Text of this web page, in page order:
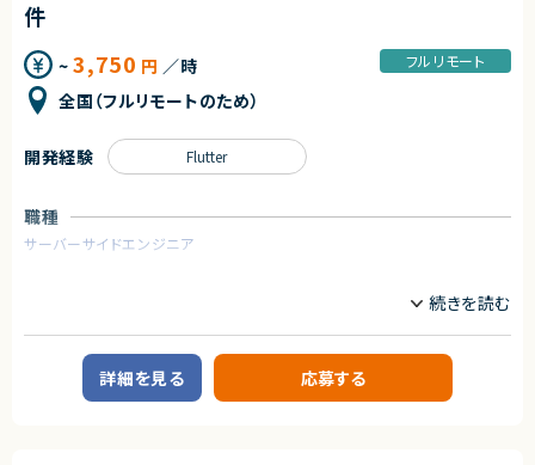
【ご参画後の流れ】
度）
【お願いする講座】※最低一つはご登壇を目指していただきます。
・DX デザイン思考・課題抽出コース
・DX プロジェクトマネジメントコース
・データサイエンス活用コース
・データサイエンス実践コース
・機械学習実践コース
・データエンジニアリング入門コース
【講師人数】
約30名以上
求めるスキル
AI受託開発の事業部にて、開発をお願いします。
＜参考案件＞
・投稿・共有の場を提供するWebシステム。
・UI/UXを強化するため、過去の成功例・失敗例を自然言語で検索・対話でき
る仕組みを導入（LLM活用）。
中。
・人員が確保できれば、11月から開始可能。
【補足】
業務委託で参画後、正社員としての採用についても前向きな企業様です。
・Webアプリケーションの設計・開発経験
・フロントエンド（React, Vue, Angularなど）
・バックエンド（Node.js, Python, Javaなど）
・クラウド環境の利用経験
件
~3,750 円 ／時
全国（フルリモートのため）
フルリモート
職種
サーバーサイドエンジニア
ノーコード・ローコード開発に特化した受託企業です。
■案件概要
大手デベロッパーのビルに所属する従業員向けのアプリや、ECサイトのサブ
スクリプションの開発
開発経験 Flutter
詳細を見る 応募する